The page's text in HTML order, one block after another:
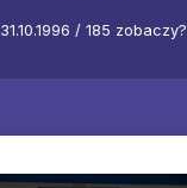
31.10.1996 / 185 zobaczy?